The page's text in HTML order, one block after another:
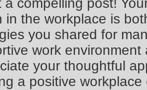
a compelling post!
in the workplace is
you shared for
work
your thoughtful
a positive